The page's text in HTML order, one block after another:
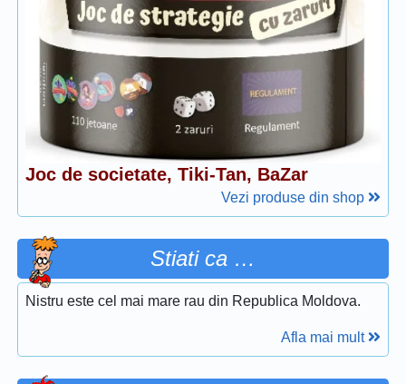
Joc de societate, Tiki-Tan, BaZar
Vezi produse din shop
Stiati ca …
Nistru este cel mai mare rau din Republica Moldova.
Afla mai mult